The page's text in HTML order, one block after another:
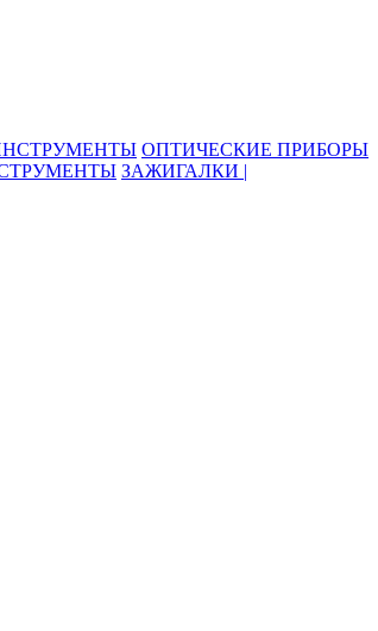
ОПТИЧЕСКИЕ ПРИБОРЫ
ЗАЖИГАЛКИ |